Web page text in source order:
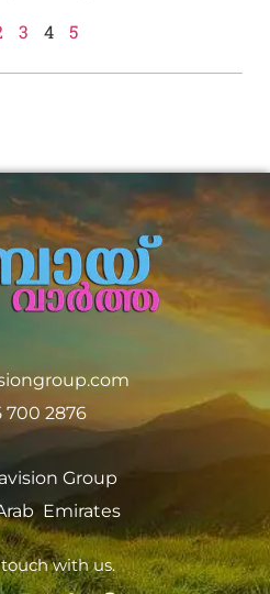
3 4 5
700 2876
Group
Emirates
with us.